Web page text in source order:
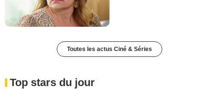
Toutes les actus Ciné & Séries
Top stars du jour